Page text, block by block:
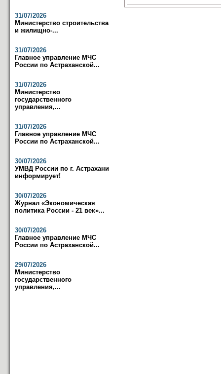
31/07/2026
Министерство строительства
и жилищно-...
31/07/2026
Главное управление МЧС
России по Астраханской...
31/07/2026
Министерство
государственного
управления,...
31/07/2026
Главное управление МЧС
России по Астраханской...
30/07/2026
УМВД России по г. Астрахани
информирует!
30/07/2026
Журнал «Экономическая
политика России - 21 век»...
30/07/2026
Главное управление МЧС
России по Астраханской...
29/07/2026
Министерство
государственного
управления,...